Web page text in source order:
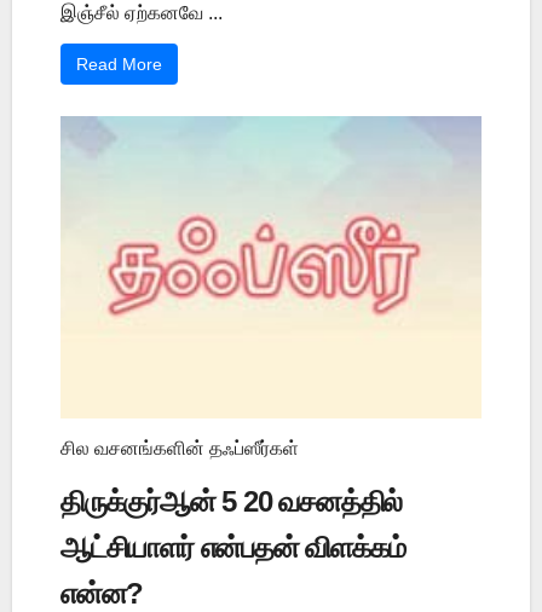
இஞ்சீல் ஏற்கனவே ...
Read More
சில வசனங்களின் தஃப்ஸீர்கள்
திருக்குர்ஆன் 5 20 வசனத்தில்
ஆட்சியாளர் என்பதன் விளக்கம்
என்ன?